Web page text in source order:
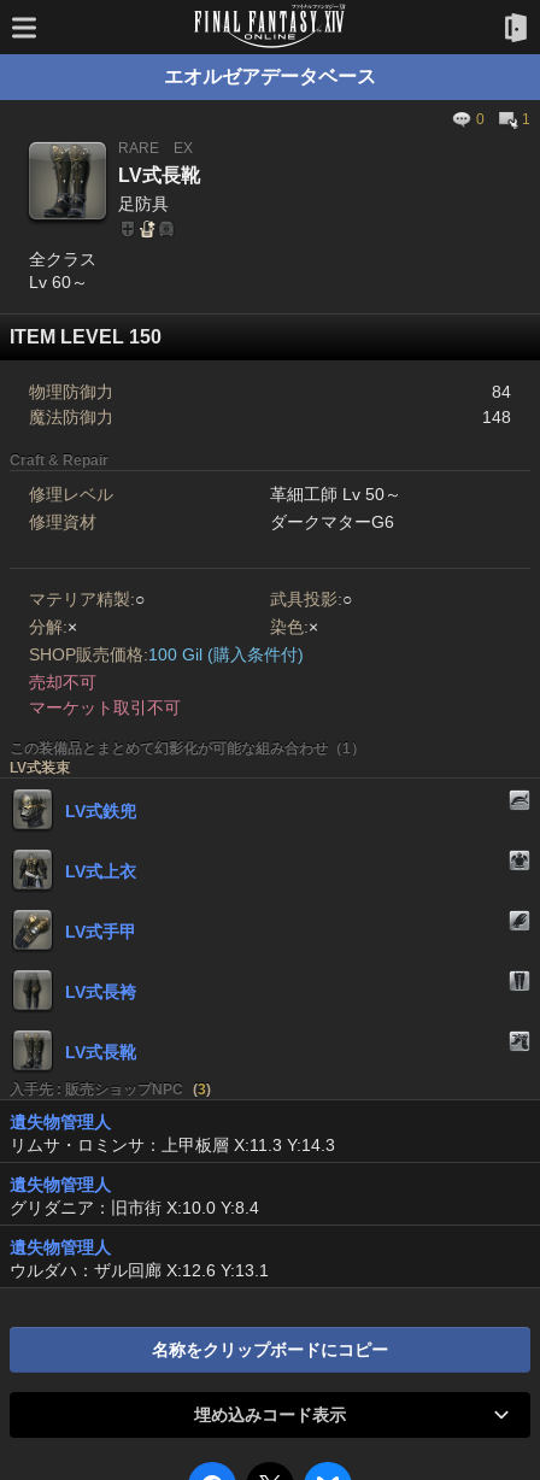
エオルゼアデータベース
0
1
RARE
EX
LV式長靴
足防具
全クラス
Lv 60～
ITEM LEVEL 150
物理防御力
84
魔法防御力
148
Craft & Repair
修理レベル
革細工師 Lv 50～
修理資材
ダークマターG6
マテリア精製:○ 武具投影:○
分解:× 染色:×
SHOP販売価格:100 Gil (購入条件付)
売却不可
マーケット取引不可
この装備品とまとめて幻影化が可能な組み合わせ（1）
LV式装束
LV式鉄兜
LV式上衣
LV式手甲
LV式長袴
LV式長靴
入手先 : 販売ショップNPC (3)
遺失物管理人
リムサ・ロミンサ：上甲板層 X:11.3 Y:14.3
遺失物管理人
グリダニア：旧市街 X:10.0 Y:8.4
遺失物管理人
ウルダハ：ザル回廊 X:12.6 Y:13.1
名称をクリップボードにコピー
埋め込みコード表示